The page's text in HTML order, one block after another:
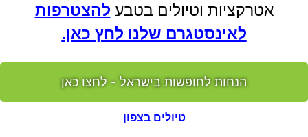
אטרקציות וטיולים בטבע להצטרפות
לאינסטגרם שלנו לחץ כאן.
הנחות לחופשות בישראל - לחצו כאן
טיולים בצפון